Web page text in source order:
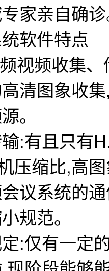
家亲自确
软件特点
频收集、
图象收集,
。
有且只有
压缩比,高
议系统的
规范。
仅有一定的